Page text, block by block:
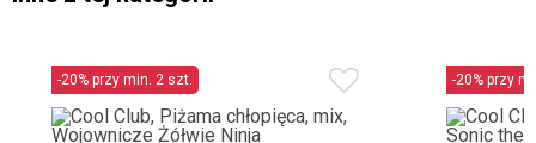
-20% przy min. 2 szt. -20% przy